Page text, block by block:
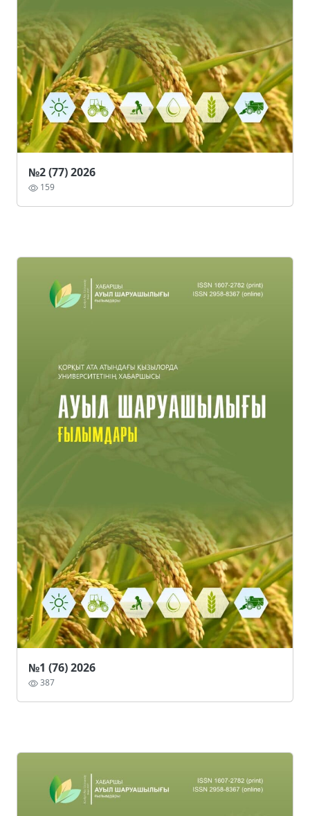
№2 (77) 2026
159
№1 (76) 2026
387